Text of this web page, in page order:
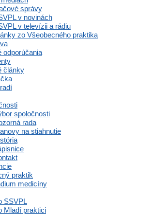
správy
v novinách
v televízii a rádiu
zo Všeobecného praktika
odporúčania
články
spoločnosti
rada
na stiahnutie
praktik
medicíny
SSVPL
Mladí praktici
VŠEOBECNÉHO
(BCP)